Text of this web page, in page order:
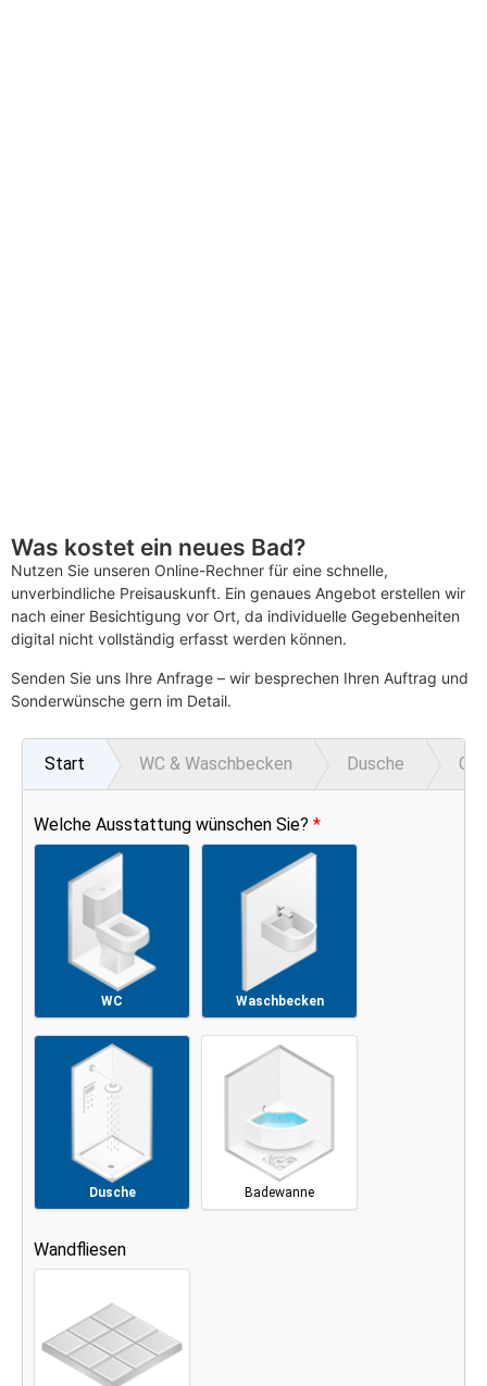
Was kostet ein neues Bad?
Nutzen Sie unseren Online-Rechner für eine schnelle,
unverbindliche Preisauskunft. Ein genaues Angebot erstellen wir
nach einer Besichtigung vor Ort, da individuelle Gegebenheiten
digital nicht vollständig erfasst werden können.
Senden Sie uns Ihre Anfrage – wir besprechen Ihren Auftrag und
Sonderwünsche gern im Detail.